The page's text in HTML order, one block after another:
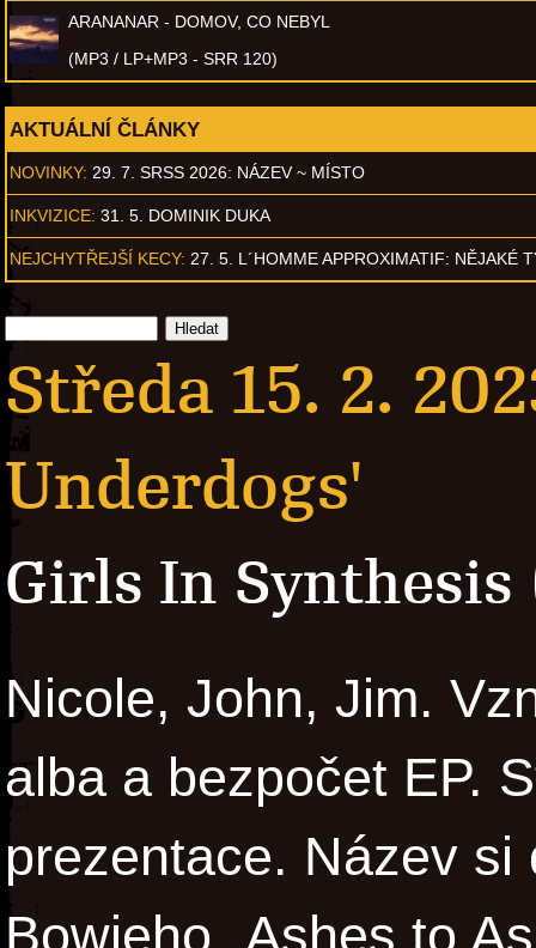
ARANANAR - DOMOV, CO NEBYL
(MP3 / LP+MP3 - SRR 120)
AKTUÁLNÍ ČLÁNKY
NOVINKY: 29. 7. SRSS 2026: NÁZEV ~ MÍSTO
INKVIZICE: 31. 5. DOMINIK DUKA
NEJCHYTŘEJŠÍ KECY: 27. 5. L´HOMME APPROXIMATIF: NĚJAKÉ
Středa 15. 2.
Underdogs'
Girls In Synthesis
Nicole, John, Jim.
alba a bezpočet EP.
prezentace. Název
Bowieho „Ashes to